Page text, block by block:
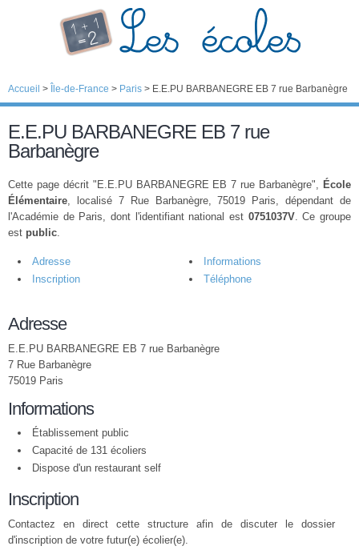
Accueil > Île-de-France > Paris > E.E.PU BARBANEGRE EB 7 rue Barbanègre
E.E.PU BARBANEGRE EB 7 rue
Barbanègre
Cette page décrit "E.E.PU BARBANEGRE EB 7 rue Barbanègre", École
Élémentaire, localisé 7 Rue Barbanègre, 75019 Paris, dépendant de
l'Académie de Paris, dont l'identifiant national est 0751037V. Ce groupe
est public.
Adresse
Informations
Inscription
Téléphone
Adresse
E.E.PU BARBANEGRE EB 7 rue Barbanègre
7 Rue Barbanègre
75019 Paris
Informations
Établissement public
Capacité de 131 écoliers
Dispose d'un restaurant self
Inscription
Contactez en direct cette structure afin de discuter le dossier
d'inscription de votre futur(e) écolier(e).